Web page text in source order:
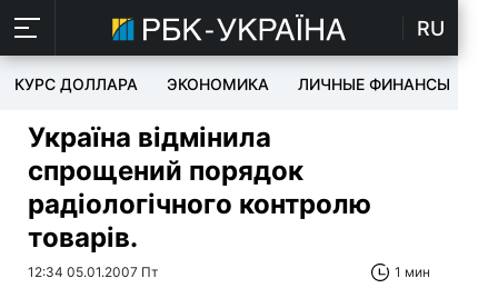
RU
КУРС ДОЛЛАРА ЭКОНОМИКА ЛИЧНЫЕ ФИНАНСЫ
Україна відмінила
спрощений порядок
радіологічного контролю
товарів.
12:34 05.01.2007 Пт 1 мин